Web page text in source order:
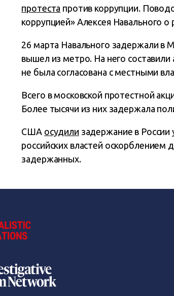
протеста против коррупции.
коррупцией» Алексея Навального
26 марта Навального задержали в
вышел из метро. На него
не была согласована с местными
Всего в московской протестной
Более тысячи из них задержала
США осудили задержание в России
российских властей оскорблением
задержанных.